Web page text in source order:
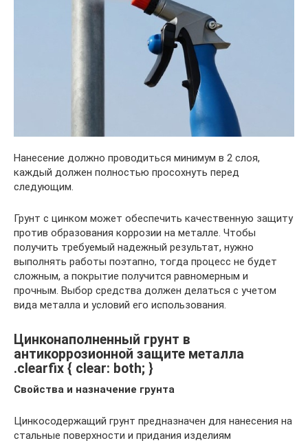
Нанесение должно проводиться минимум в 2 слоя,
каждый должен полностью просохнуть перед
следующим.
Грунт с цинком может обеспечить качественную защиту
против образования коррозии на металле. Чтобы
получить требуемый надежный результат, нужно
выполнять работы поэтапно, тогда процесс не будет
сложным, а покрытие получится равномерным и
прочным. Выбор средства должен делаться с учетом
вида металла и условий его использования.
Цинконаполненный грунт в
антикоррозионной защите металла
.clearfix { clear: both; }
Свойства и назначение грунта
Цинкосодержащий грунт предназначен для нанесения на
стальные поверхности и придания изделиям